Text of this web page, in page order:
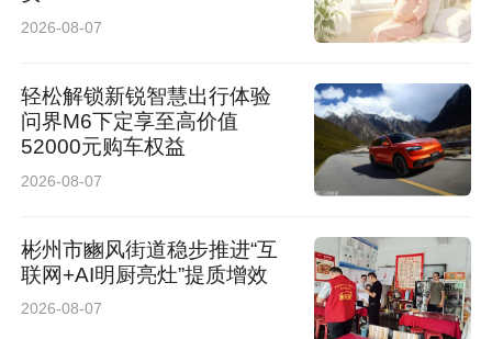
红果”区域公共品牌，依托“中国海红果之乡”、国
家地理标志保护产品等荣誉，提升市场知名度。
同时，结合乡村旅游，推出“春赏花、秋摘果”的
休闲农业路线，举办海红果文化节，建设非遗工
坊，推动海红果从农产品向文化符号、旅游载体
延伸。
2026-08-07
轻松解锁新锐智慧出行体验
问界M6下定享至高价值
52000元购车权益
2026-08-07
彬州市豳风街道稳步推进“互
联网+AI明厨亮灶”提质增效
2026-08-07